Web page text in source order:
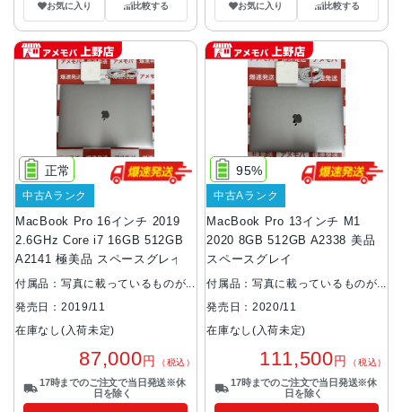
お気に入り 比較する お気に入り 比較する
MacBook Pro 16インチ 2019
2.6GHz Core i7 16GB 512GB
A2141 極美品 スペースグレイ
正常
中古Aランク
付属品：写真に載っているものが
全てです。
発売日：2019/11
在庫なし(入荷未定)
87,000円 （税込）
17時までのご注文で当日発送※休
日を除く
MacBook Pro 13インチ M1
2020 8GB 512GB A2338 美品
スペースグレイ
95%
中古Aランク
付属品：写真に載っているものが
全てです。
発売日：2020/11
在庫なし(入荷未定)
111,500円 （税込）
17時までのご注文で当日発送※休
日を除く